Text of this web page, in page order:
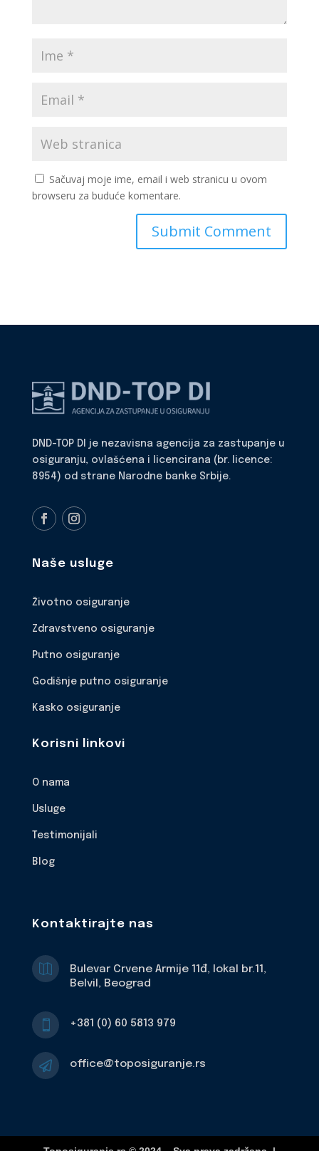
Sačuvaj moje ime, email i web stranicu u ovom
browseru za buduće komentare.
DND-TOP DI je nezavisna agencija za zastupanje u
osiguranju, ovlašćena i licencirana (br. licence:
8954) od strane Narodne banke Srbije.
Naše usluge
Životno osiguranje
Zdravstveno osiguranje
Putno osiguranje
Godišnje putno osiguranje
Kasko osiguranje
Korisni linkovi
O nama
Usluge
Testimonijali
Blog
Kontaktirajte nas

Bulevar Crvene Armije 11đ, lokal br.11,
Belvil, Beograd
 +381 (0) 60 5813 979
 office@toposiguranje.rs